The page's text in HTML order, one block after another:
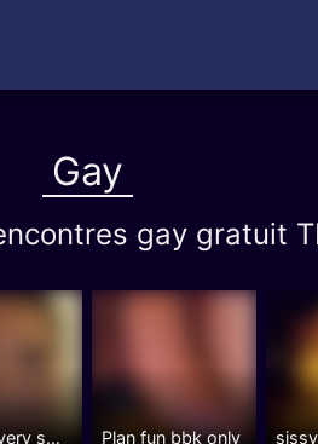
Gay
gay gratuit
I have a very small penis Plan fun bbk only